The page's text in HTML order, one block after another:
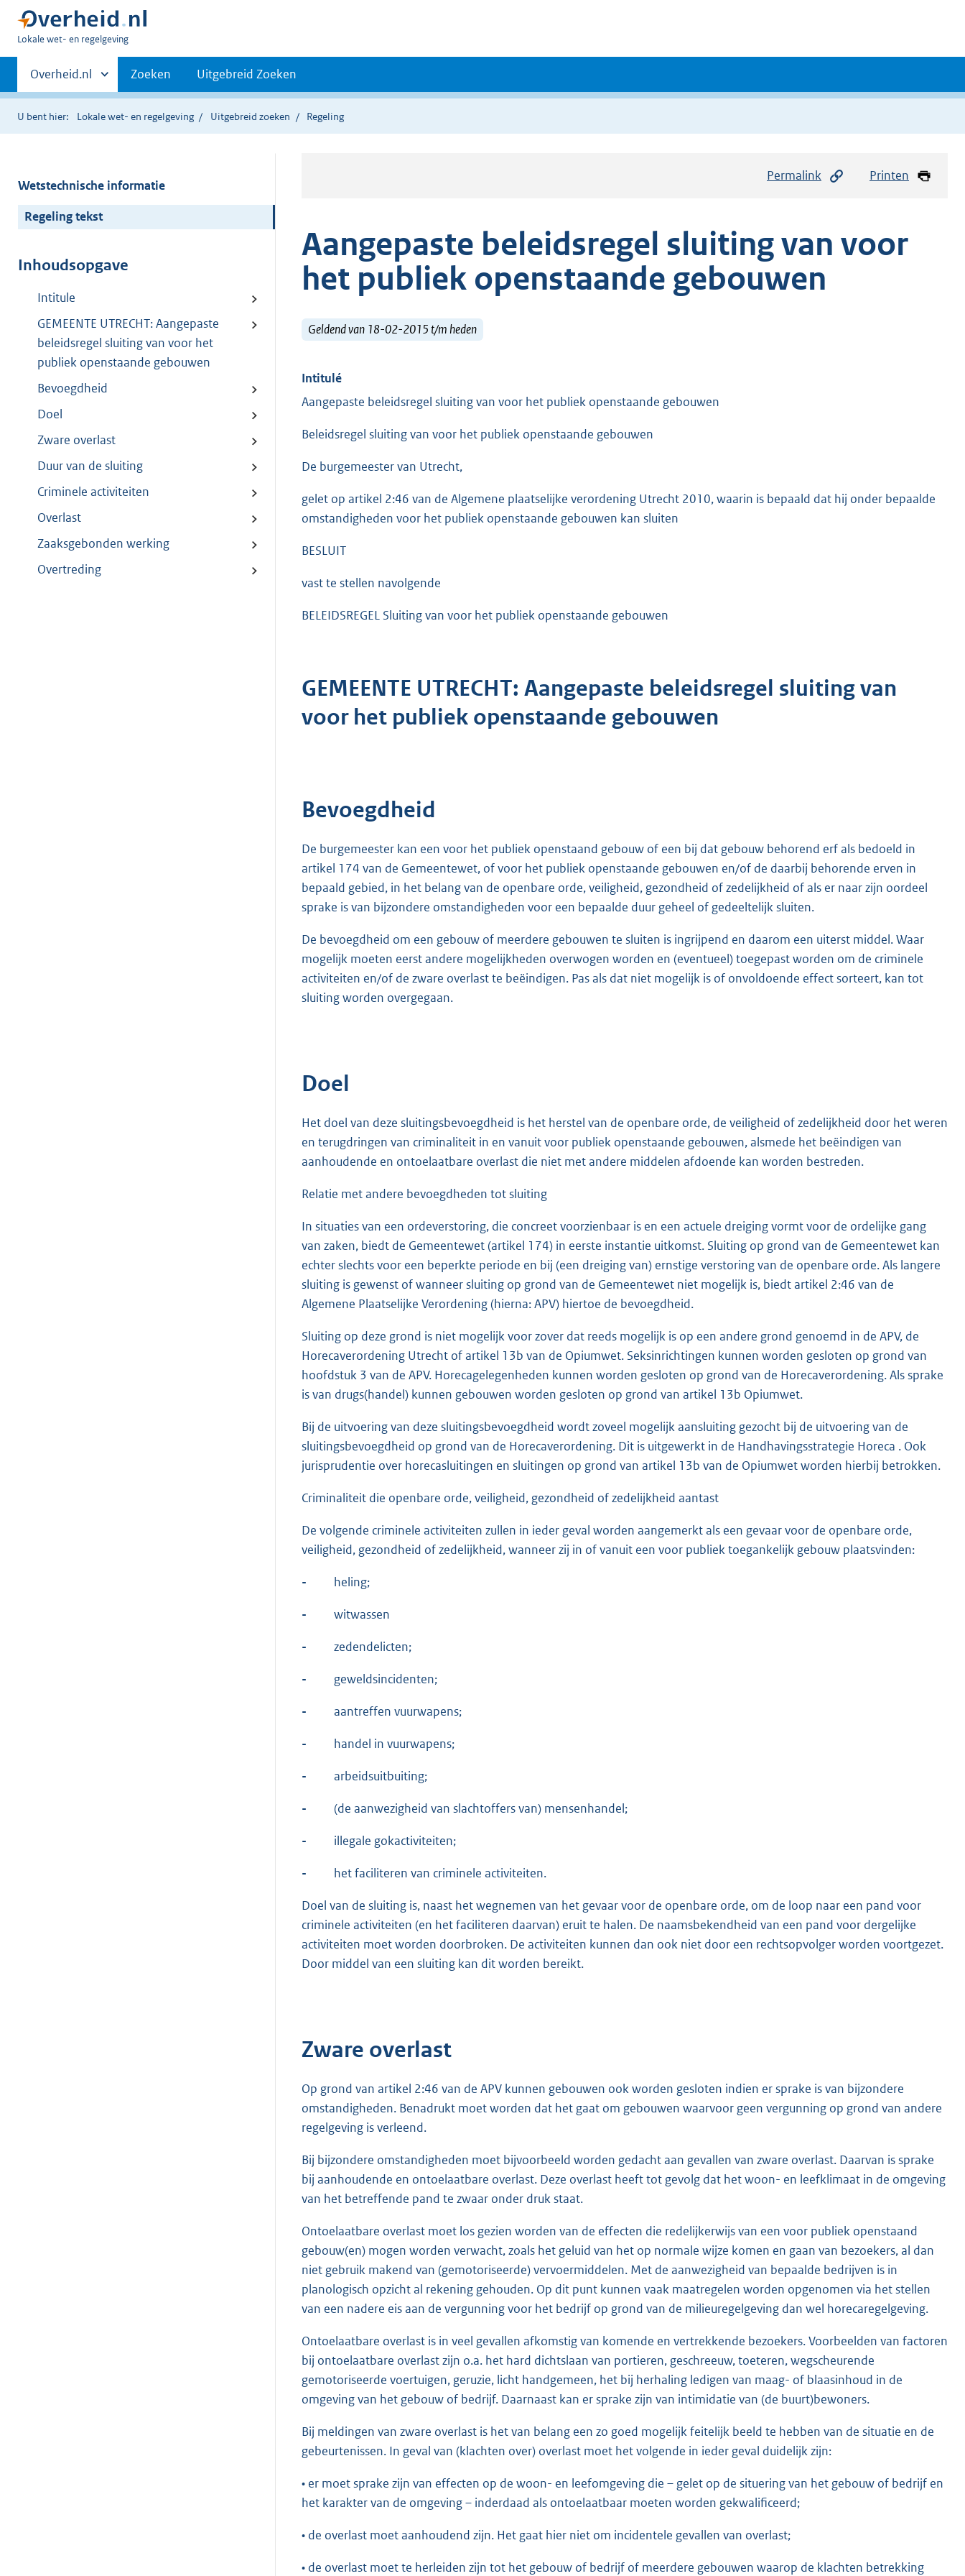
U
hier:
Lokale wet- en regelgeving
Primaire
navigatie
Andere
sites
binnen
Overheid.nl Zoeken Uitgebreid Zoeken
U bent hier: Lokale wet- en regelgeving Uitgebreid zoeken Regeling
Wetstechnische informatie
Regeling tekst
Inhoudsopgave
Intitule
GEMEENTE UTRECHT: Aangepaste
beleidsregel sluiting van voor het
publiek openstaande gebouwen
Bevoegdheid
Doel
Zware overlast
Duur van de sluiting
Criminele activiteiten
Overlast
Zaaksgebonden werking
Overtreding
Permalink Printen
Aangepaste beleidsregel sluiting van voor
het publiek openstaande gebouwen
Geldend van 18-02-2015 t/m heden
Intitulé
Aangepaste beleidsregel sluiting van voor het publiek openstaande gebouwen
Beleidsregel sluiting van voor het publiek openstaande gebouwen
De burgemeester van Utrecht,
gelet op artikel 2:46 van de Algemene plaatselijke verordening Utrecht 2010, waarin is bepaald dat hij onder bepaalde
omstandigheden voor het publiek openstaande gebouwen kan sluiten
BESLUIT
vast te stellen navolgende
BELEIDSREGEL Sluiting van voor het publiek openstaande gebouwen
GEMEENTE UTRECHT: Aangepaste beleidsregel sluiting van
voor het publiek openstaande gebouwen
Bevoegdheid
De burgemeester kan een voor het publiek openstaand gebouw of een bij dat gebouw behorend erf als bedoeld in
artikel 174 van de Gemeentewet, of voor het publiek openstaande gebouwen en/of de daarbij behorende erven in
bepaald gebied, in het belang van de openbare orde, veiligheid, gezondheid of zedelijkheid of als er naar zijn oordeel
sprake is van bijzondere omstandigheden voor een bepaalde duur geheel of gedeeltelijk sluiten.
De bevoegdheid om een gebouw of meerdere gebouwen te sluiten is ingrijpend en daarom een uiterst middel. Waar
mogelijk moeten eerst andere mogelijkheden overwogen worden en (eventueel) toegepast worden om de criminele
activiteiten en/of de zware overlast te beëindigen. Pas als dat niet mogelijk is of onvoldoende effect sorteert, kan tot
sluiting worden overgegaan.
Doel
Het doel van deze sluitingsbevoegdheid is het herstel van de openbare orde, de veiligheid of zedelijkheid door het weren
en terugdringen van criminaliteit in en vanuit voor publiek openstaande gebouwen, alsmede het beëindigen van
aanhoudende en ontoelaatbare overlast die niet met andere middelen afdoende kan worden bestreden.
Relatie met andere bevoegdheden tot sluiting
In situaties van een ordeverstoring, die concreet voorzienbaar is en een actuele dreiging vormt voor de ordelijke gang
van zaken, biedt de Gemeentewet (artikel 174) in eerste instantie uitkomst. Sluiting op grond van de Gemeentewet kan
echter slechts voor een beperkte periode en bij (een dreiging van) ernstige verstoring van de openbare orde. Als langere
sluiting is gewenst of wanneer sluiting op grond van de Gemeentewet niet mogelijk is, biedt artikel 2:46 van de
Algemene Plaatselijke Verordening (hierna: APV) hiertoe de bevoegdheid.
Sluiting op deze grond is niet mogelijk voor zover dat reeds mogelijk is op een andere grond genoemd in de APV, de
Horecaverordening Utrecht of artikel 13b van de Opiumwet. Seksinrichtingen kunnen worden gesloten op grond van
hoofdstuk 3 van de APV. Horecagelegenheden kunnen worden gesloten op grond van de Horecaverordening. Als sprake
is van drugs(handel) kunnen gebouwen worden gesloten op grond van artikel 13b Opiumwet.
Bij de uitvoering van deze sluitingsbevoegdheid wordt zoveel mogelijk aansluiting gezocht bij de uitvoering van de
sluitingsbevoegdheid op grond van de Horecaverordening. Dit is uitgewerkt in de Handhavingsstrategie Horeca . Ook
jurisprudentie over horecasluitingen en sluitingen op grond van artikel 13b van de Opiumwet worden hierbij betrokken.
Criminaliteit die openbare orde, veiligheid, gezondheid of zedelijkheid aantast
De volgende criminele activiteiten zullen in ieder geval worden aangemerkt als een gevaar voor de openbare orde,
veiligheid, gezondheid of zedelijkheid, wanneer zij in of vanuit een voor publiek toegankelijk gebouw plaatsvinden:
- heling;
- witwassen
- zedendelicten;
- geweldsincidenten;
- aantreffen vuurwapens;
- handel in vuurwapens;
- arbeidsuitbuiting;
- (de aanwezigheid van slachtoffers van) mensenhandel;
- illegale gokactiviteiten;
- het faciliteren van criminele activiteiten.
Doel van de sluiting is, naast het wegnemen van het gevaar voor de openbare orde, om de loop naar een pand voor
criminele activiteiten (en het faciliteren daarvan) eruit te halen. De naamsbekendheid van een pand voor dergelijke
activiteiten moet worden doorbroken. De activiteiten kunnen dan ook niet door een rechtsopvolger worden voortgezet.
Door middel van een sluiting kan dit worden bereikt.
Zware overlast
Op grond van artikel 2:46 van de APV kunnen gebouwen ook worden gesloten indien er sprake is van bijzondere
omstandigheden. Benadrukt moet worden dat het gaat om gebouwen waarvoor geen vergunning op grond van andere
regelgeving is verleend.
Bij bijzondere omstandigheden moet bijvoorbeeld worden gedacht aan gevallen van zware overlast. Daarvan is sprake
bij aanhoudende en ontoelaatbare overlast. Deze overlast heeft tot gevolg dat het woon- en leefklimaat in de omgeving
van het betreffende pand te zwaar onder druk staat.
Ontoelaatbare overlast moet los gezien worden van de effecten die redelijkerwijs van een voor publiek openstaand
gebouw(en) mogen worden verwacht, zoals het geluid van het op normale wijze komen en gaan van bezoekers, al dan
niet gebruik makend van (gemotoriseerde) vervoermiddelen. Met de aanwezigheid van bepaalde bedrijven is in
planologisch opzicht al rekening gehouden. Op dit punt kunnen vaak maatregelen worden opgenomen via het stellen
van een nadere eis aan de vergunning voor het bedrijf op grond van de milieuregelgeving dan wel horecaregelgeving.
Ontoelaatbare overlast is in veel gevallen afkomstig van komende en vertrekkende bezoekers. Voorbeelden van factoren
bij ontoelaatbare overlast zijn o.a. het hard dichtslaan van portieren, geschreeuw, toeteren, wegscheurende
gemotoriseerde voertuigen, geruzie, licht handgemeen, het bij herhaling ledigen van maag- of blaasinhoud in de
omgeving van het gebouw of bedrijf. Daarnaast kan er sprake zijn van intimidatie van (de buurt)bewoners.
Bij meldingen van zware overlast is het van belang een zo goed mogelijk feitelijk beeld te hebben van de situatie en de
gebeurtenissen. In geval van (klachten over) overlast moet het volgende in ieder geval duidelijk zijn:
• er moet sprake zijn van effecten op de woon- en leefomgeving die – gelet op de situering van het gebouw of bedrijf en
het karakter van de omgeving – inderdaad als ontoelaatbaar moeten worden gekwalificeerd;
• de overlast moet aanhoudend zijn. Het gaat hier niet om incidentele gevallen van overlast;
• de overlast moet te herleiden zijn tot het gebouw of bedrijf of meerdere gebouwen waarop de klachten betrekking